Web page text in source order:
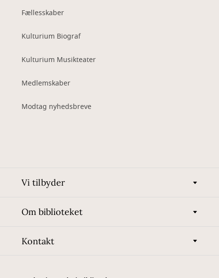
Fællesskaber
Kulturium Biograf
Kulturium Musikteater
Medlemskaber
Modtag nyhedsbreve
Vi tilbyder
Om biblioteket
Kontakt